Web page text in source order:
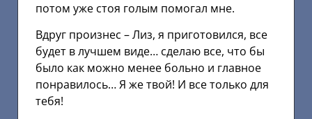
потом уже стоя голым помогал мне.
Вдруг произнес – Лиз, я приготовился, все
будет в лучшем виде… сделаю все, что бы
было как можно менее больно и главное
понравилось… Я же твой! И все только для
тебя!